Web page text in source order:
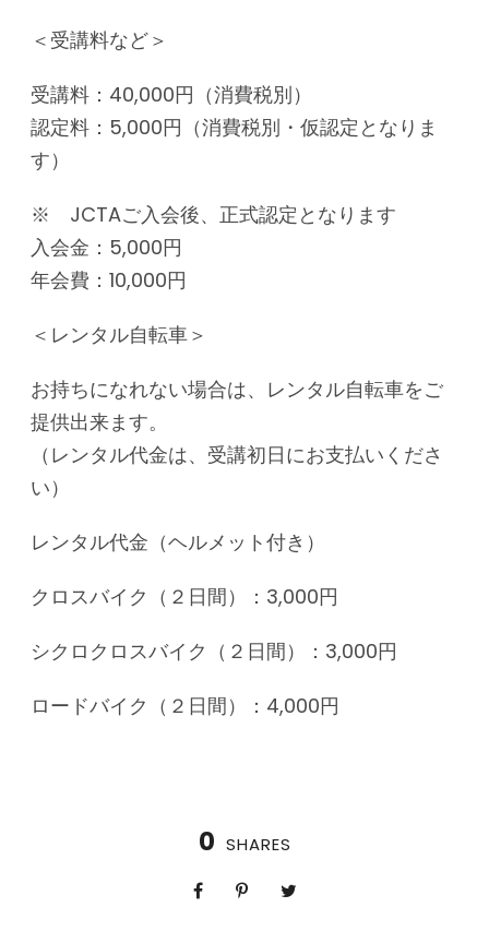
＜受講料など＞
受講料：40,000円（消費税別）
認定料：5,000円（消費税別・仮認定となりま
す）
※ JCTAご入会後、正式認定となります
入会金：5,000円
年会費：10,000円
＜レンタル自転車＞
お持ちになれない場合は、レンタル自転車をご
提供出来ます。
（レンタル代金は、受講初日にお支払いくださ
い）
レンタル代金（ヘルメット付き）
クロスバイク（２日間）：3,000円
シクロクロスバイク（２日間）：3,000円
ロードバイク（２日間）：4,000円
0 SHARES